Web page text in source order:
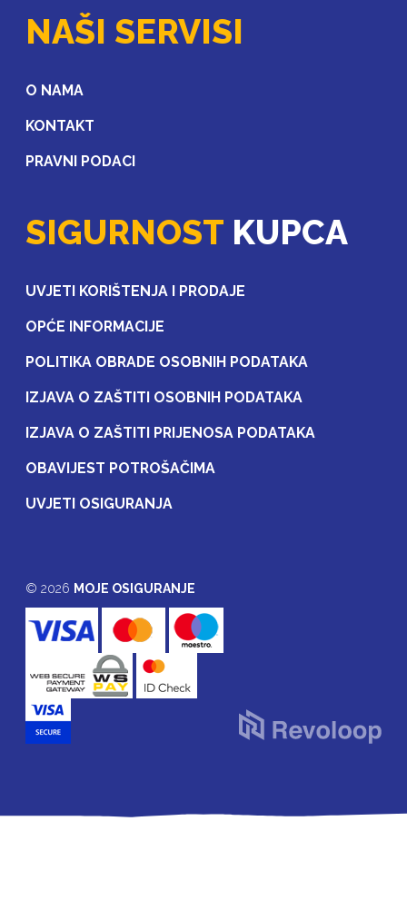
NAŠI SERVISI
O NAMA
KONTAKT
PRAVNI PODACI
SIGURNOST KUPCA
UVJETI KORIŠTENJA I PRODAJE
OPĆE INFORMACIJE
POLITIKA OBRADE OSOBNIH PODATAKA
IZJAVA O ZAŠTITI OSOBNIH PODATAKA
IZJAVA O ZAŠTITI PRIJENOSA PODATAKA
OBAVIJEST POTROŠAČIMA
UVJETI OSIGURANJA
© 2026 MOJE OSIGURANJE